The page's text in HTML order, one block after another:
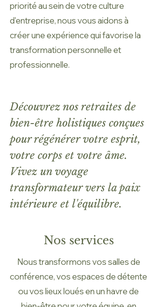
priorité au sein de votre culture
d'entreprise, nous vous aidons à
créer une expérience qui favorise la
transformation personnelle et
professionnelle.
Découvrez nos retraites de
bien-être holistiques conçues
pour régénérer votre esprit,
votre corps et votre âme.
Vivez un voyage
transformateur vers la paix
intérieure et l'équilibre.
Nos services
Nous transformons vos salles de
conférence, vos espaces de détente
ou vos lieux loués en un havre de